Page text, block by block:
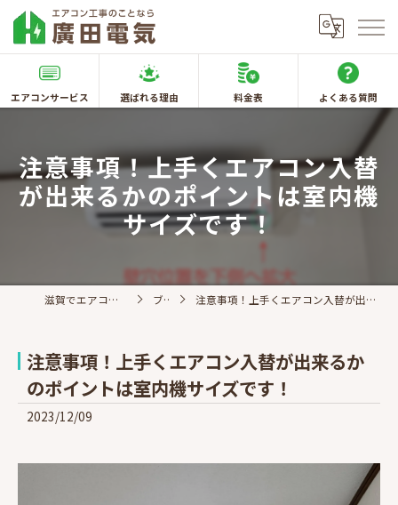
エアコンサービス 選ばれる理由 料金表 よくある質問
注意事項！上手くエアコン入替
が出来るかのポイントは室内機
サイズです！
滋賀でエアコン取付なら廣田電気 ブログ 注意事項！上手くエアコン入替が出来るかのポイントは室内機サイズです！
注意事項！上手くエアコン入替が出来るか
のポイントは室内機サイズです！
2023/12/09